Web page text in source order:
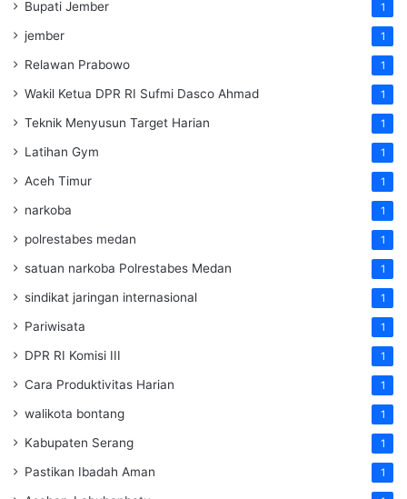
Bupati Jember 1
jember 1
Relawan Prabowo 1
Wakil Ketua DPR RI Sufmi Dasco Ahmad 1
Teknik Menyusun Target Harian 1
Latihan Gym 1
Aceh Timur 1
narkoba 1
polrestabes medan 1
satuan narkoba Polrestabes Medan 1
sindikat jaringan internasional 1
Pariwisata 1
DPR RI Komisi III 1
Cara Produktivitas Harian 1
walikota bontang 1
Kabupaten Serang 1
Pastikan Ibadah Aman 1